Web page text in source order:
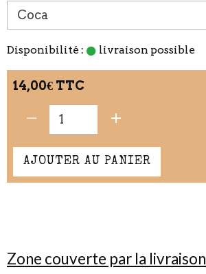
Disponibilité : livraison possible
14,00€ TTC
AJOUTER AU PANIER
Zone couverte par la livraison